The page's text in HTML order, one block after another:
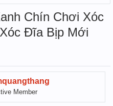
Chín Chơi Xóc
Đĩa Bịp Mới
Member